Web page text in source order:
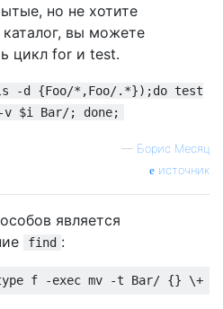
но не хотите
вы можете
цикл for и test.
-d {Foo/*,Foo/.*});do test
v $i Bar/; done;
— Борис Месяц
источник
является
find :
f -exec mv -t Bar/ {} \+